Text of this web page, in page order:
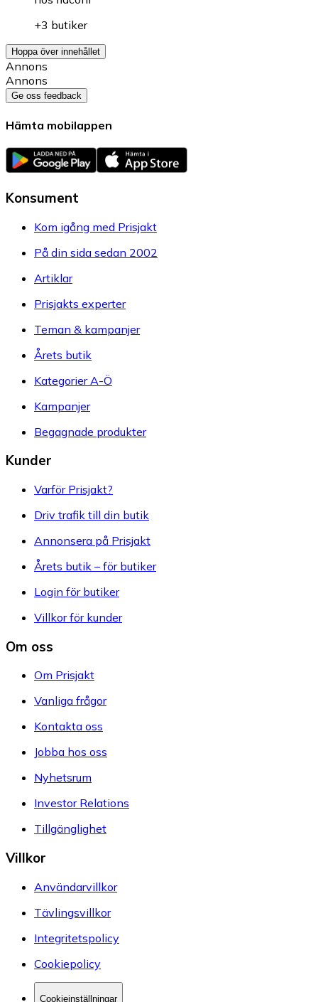
+3 butiker
Hoppa över innehållet
Annons
Annons
Ge oss feedback
Hämta mobilappen
Konsument
Kom igång med Prisjakt
På din sida sedan 2002
Artiklar
Prisjakts experter
Teman & kampanjer
Årets butik
Kategorier A-Ö
Kampanjer
Begagnade produkter
Kunder
Varför Prisjakt?
Driv trafik till din butik
Annonsera på Prisjakt
Årets butik – för butiker
Login för butiker
Villkor för kunder
Om oss
Om Prisjakt
Vanliga frågor
Kontakta oss
Jobba hos oss
Nyhetsrum
Investor Relations
Tillgänglighet
Villkor
Användarvillkor
Tävlingsvillkor
Integritetspolicy
Cookiepolicy
Cookieinställningar